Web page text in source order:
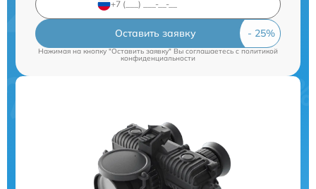
Оставить заявку
Нажимая на кнопку "Оставить заявку" Вы соглашаетесь cполитикой
конфиденциальности